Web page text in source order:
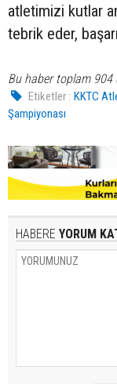
atletimizi kutlar
tebrik eder,
Bu haber toplam
Etiketler : KKTC
Şampiyonası
HABERE YORUM